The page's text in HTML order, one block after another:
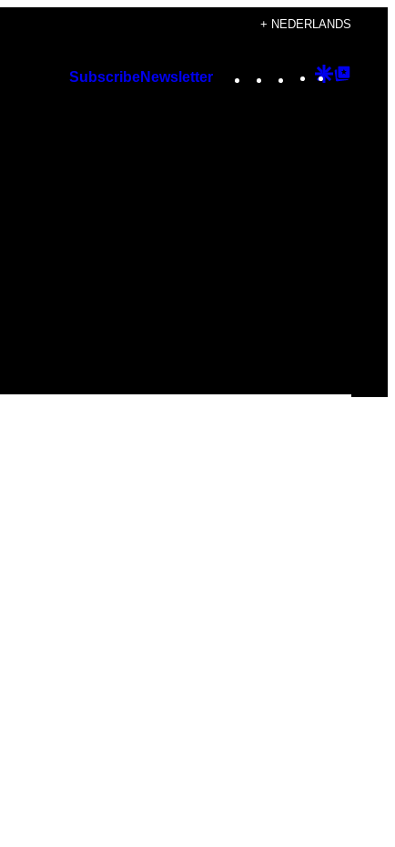
+ NEDERLANDS
SubscribeNewsletter Instagram
TikTok
YouTube
Google